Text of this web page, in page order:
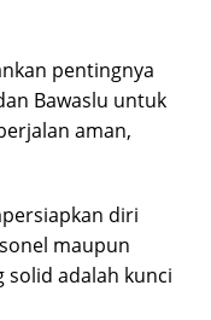
pentingnya
Bawaslu untuk
aman,
diri
maupun
solid adalah kunci